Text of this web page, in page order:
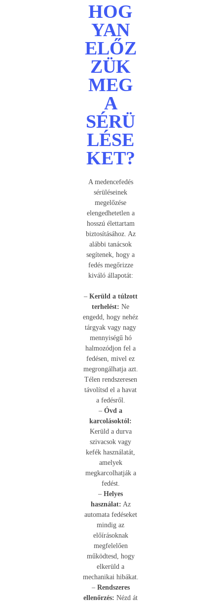
HOG
YAN
ELŐZ
ZÜK
MEG
A
SÉRÜ
LÉSE
KET?
A medencefedés
sérüléseinek
megelőzése
elengedhetetlen a
hosszú élettartam
biztosításához. Az
alábbi tanácsok
segítenek, hogy a
fedés megőrizze
kiváló állapotát:
– Kerüld a túlzott
terhelést: Ne
engedd, hogy nehéz
tárgyak vagy nagy
mennyiségű hó
halmozódjon fel a
fedésen, mivel ez
megrongálhatja azt.
Télen rendszeresen
távolítsd el a havat
a fedésről.
– Óvd a
karcolásoktól:
Kerüld a durva
szivacsok vagy
kefék használatát,
amelyek
megkarcolhatják a
fedést.
– Helyes
használat: Az
automata fedéseket
mindig az
előírásoknak
megfelelően
működtesd, hogy
elkerüld a
mechanikai hibákat.
– Rendszeres
ellenőrzés: Nézd át